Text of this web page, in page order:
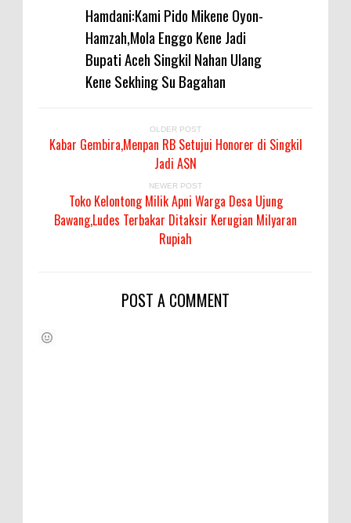
Hamdani:Kami Pido Mikene Oyon-
Hamzah,Mola Enggo Kene Jadi
Bupati Aceh Singkil Nahan Ulang
Kene Sekhing Su Bagahan
OLDER POST
Kabar Gembira,Menpan RB Setujui Honorer di Singkil
Jadi ASN
NEWER POST
Toko Kelontong Milik Apni Warga Desa Ujung
Bawang,Ludes Terbakar Ditaksir Kerugian Milyaran
Rupiah
POST A COMMENT